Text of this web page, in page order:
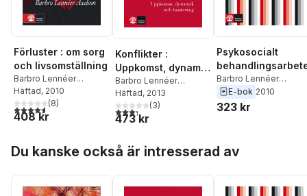
Förluster : om sorg
och livsomställning
Barbro Lennéer
Axelson
Häftad, 2010
4,6utav 5 stjärnor. Totalt antal röster:
(8)
408 kr
Konflikter :
Uppkomst, dynamik
och hantering
Barbro Lennéer
Axelson,Ingela
Thylefors
Häftad, 2013
3,3utav 5 stjärnor. Totalt antal röster:
(3)
473 kr
Psykosocialt
Barbro Lennéer
Axelson, Ingela
Thylefors
E-bok 2010
323 kr
Du kanske också är intresserad av